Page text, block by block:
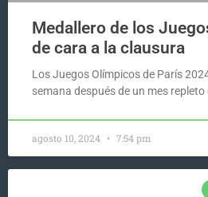
Medallero de los
de cara a la clausura
Los Juegos Olímpicos de París
semana después de un mes repleto
agosto 10, 2024 7:54 pm